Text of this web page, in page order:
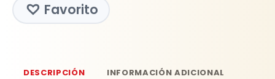
Favorito
DESCRIPCIÓN INFORMACIÓN ADICIONAL